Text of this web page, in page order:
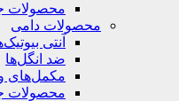
محصولات
محصولات دامی
آنتی
ضد انگل‌ها
مکمل‌های
محصولات